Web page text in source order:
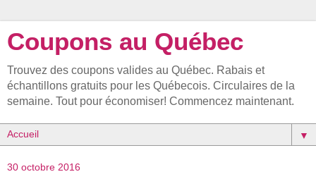
Coupons au Québec
Trouvez des coupons valides au Québec. Rabais et
échantillons gratuits pour les Québecois. Circulaires de la
semaine. Tout pour économiser! Commencez maintenant.
▼
30 octobre 2016